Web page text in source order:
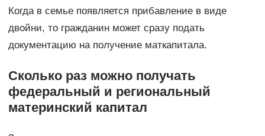
Когда в семье появляется прибавление в виде
двойни, то гражданин может сразу подать
документацию на получение маткапитала.
Сколько раз можно получать
федеральный и региональный
материнский капитал